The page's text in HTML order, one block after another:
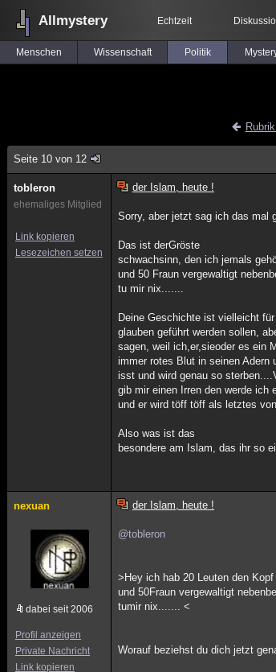
Allmystery Echtzeit
Menschen Wissenschaft Politik
Seite 10 von 12
tobleron
ehemaliges Mitglied
Link kopieren
Lesezeichen setzen
der Islam, heute !
Sorry, aber jetzt sag ich das mal
Das ist derGröste
schwachsinn, den ich jemals
und 50 Fraun vergewaltigt
tu mir nix.......
Deine Geschichte ist vielleicht
glauben geführt werden sollen,
sagen, weil ich,er,sieoder es ein
immer rotes Blut in seinen Adern
isst und wird genau so
gib mir einen Irren den werde ich
und er wird töff töff als letztes
Also was ist das
besondere am Islam, das ihr so
nexuan
dabei seit 2006
Profil anzeigen
Private Nachricht
Link kopieren
der Islam, heute !
@tobleron
>Hey ich hab 20 Leuten den
und 50Fraun vergewaltigt
tumir nix....... <
Worauf beziehst du dich jetzt